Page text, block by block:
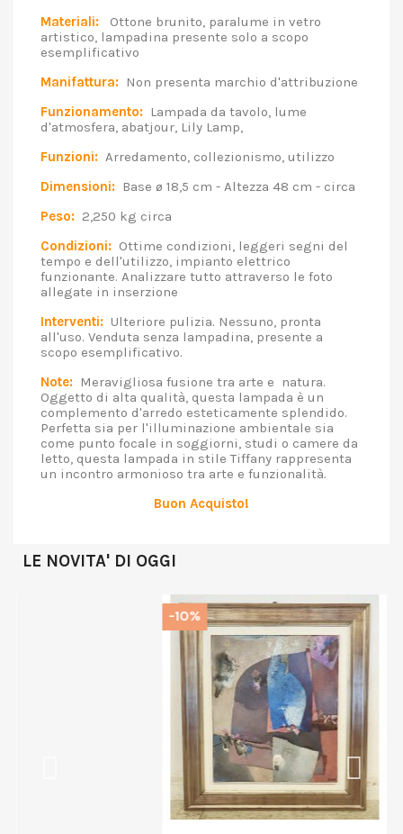
Materiali: Ottone brunito, paralume in vetro
artistico, lampadina presente solo a scopo
esemplificativo
Manifattura: Non presenta marchio d'attribuzione
Funzionamento: Lampada da tavolo, lume
d'atmosfera, abatjour, Lily Lamp,
Funzioni: Arredamento, collezionismo, utilizzo
Dimensioni: Base ø 18,5 cm - Altezza 48 cm - circa
Peso: 2,250 kg circa
Condizioni: Ottime condizioni, leggeri segni del
tempo e dell'utilizzo, impianto elettrico
funzionante. Analizzare tutto attraverso le foto
allegate in inserzione
Interventi: Ulteriore pulizia. Nessuno, pronta
all'uso. Venduta senza lampadina, presente a
scopo esemplificativo.
Note: Meravigliosa fusione tra arte e natura.
Oggetto di alta qualità, questa lampada è un
complemento d'arredo esteticamente splendido.
Perfetta sia per l'illuminazione ambientale sia
come punto focale in soggiorni, studi o camere da
letto, questa lampada in stile Tiffany rappresenta
un incontro armonioso tra arte e funzionalità.
Buon Acquisto!
LE NOVITA' DI OGGI